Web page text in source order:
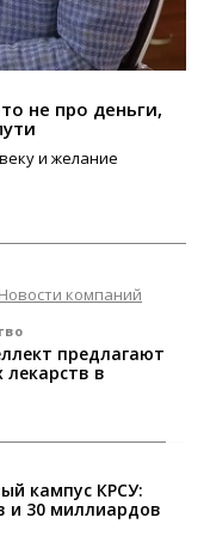
не про деньги,
и желание
Новости компаний
предлагают
лекарств в
кампус КРСУ:
и 30 миллиардов